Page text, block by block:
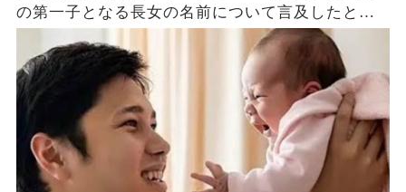
の第一子となる長女の名前について言及したと話
題に！山本由伸や佐々木朗希は知ってそう！